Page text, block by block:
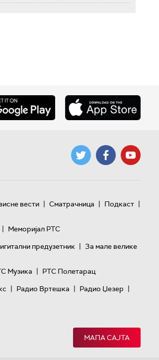
вести | Сматрачница | Подкаст |
| Меморијал РТС
предузетник | За мале велике
Музика | РТС Полетарац
| Радио Вртешка | Радио Џезер |
МАПА САЈТА